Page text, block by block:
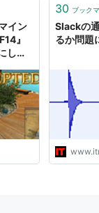
イン
』
した
ジェQ
30 ブック
Slackの
るか問題